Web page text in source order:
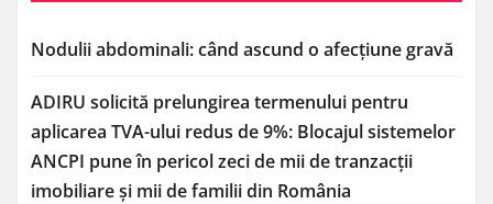
Nodulii abdominali: când ascund o afecțiune gravă
ADIRU solicită prelungirea termenului pentru
aplicarea TVA-ului redus de 9%: Blocajul sistemelor
ANCPI pune în pericol zeci de mii de tranzacții
imobiliare și mii de familii din România